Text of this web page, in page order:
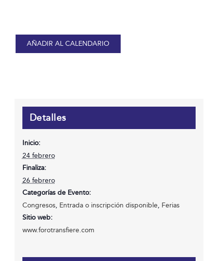
AÑADIR AL CALENDARIO
Detalles
Inicio:
24 febrero
Finaliza:
26 febrero
Categorías de Evento:
Congresos, Entrada o inscripción disponible, Ferias
Sitio web:
www.forotransfiere.com